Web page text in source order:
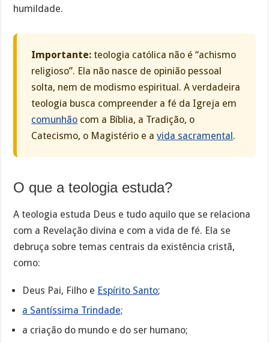
humildade.
Importante: teologia católica não é “achismo
religioso”. Ela não nasce de opinião pessoal
solta, nem de modismo espiritual. A verdadeira
teologia busca compreender a fé da Igreja em
comunhão com a Bíblia, a Tradição, o
Catecismo, o Magistério e avida sacramental .
O que a teologia estuda?
A teologia estuda Deus e tudo aquilo que se relaciona
com a Revelação divina e com a vida de fé. Ela se
debruça sobre temas centrais da existência cristã,
como:
Deus Pai, Filho e Espírito Santo;
a Santíssima Trindade;
a criação do mundo e do ser humano;